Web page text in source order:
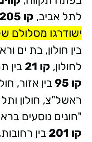
לתל אביב, קו 205
ישודרגו מסלולם
בין חולון, בת ים
לחולון, קו 21
בין
קו 95
בין אזור,
ראשל"צ, חולון
"חונים נוסעים
קו 201
בין